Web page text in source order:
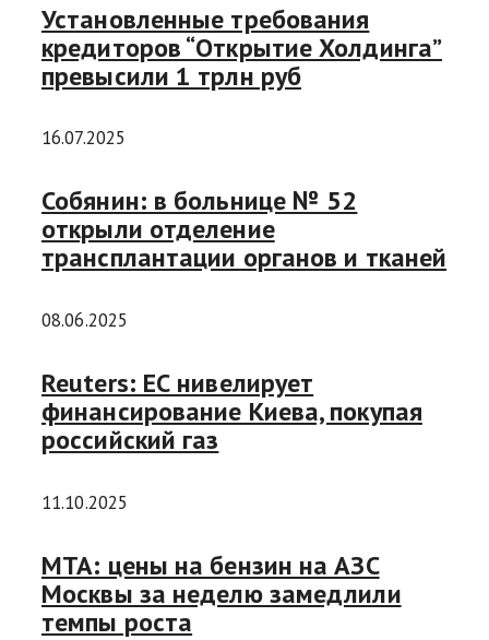
Установленные требования
кредиторов “Открытие Холдинга”
превысили 1 трлн руб
16.07.2025
Собянин: в больнице № 52
открыли отделение
трансплантации органов и тканей
08.06.2025
Reuters: ЕС нивелирует
финансирование Киева, покупая
российский газ
11.10.2025
МТА: цены на бензин на АЗС
Москвы за неделю замедлили
темпы роста